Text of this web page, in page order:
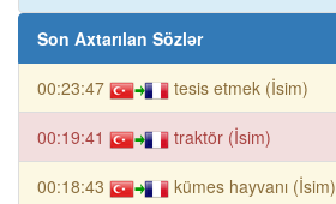
Son Axtarılan Sözlər
00:23:47 tesis etmek (İsim)
00:19:41 traktör (İsim)
00:18:43 kümes hayvanı (İsim)